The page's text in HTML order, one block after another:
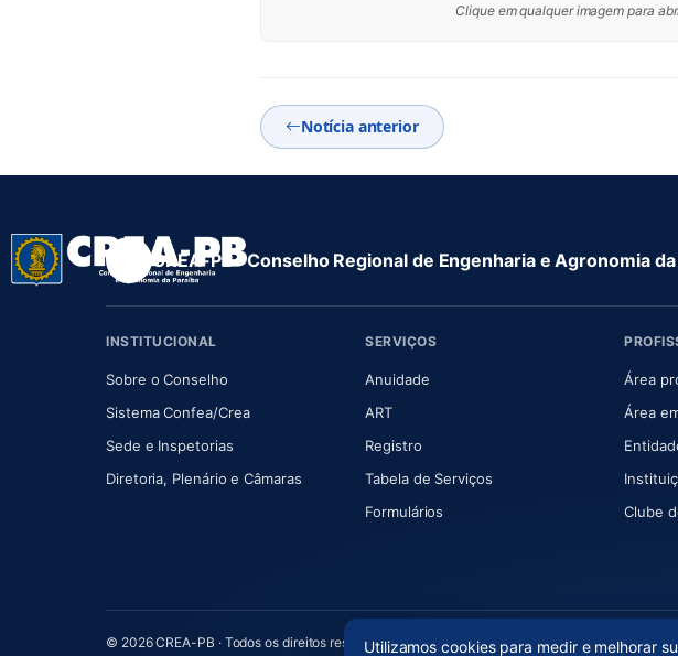
Clique em qualquer imagem para
Notícia anterior
CREA-PB · Conselho Regional de Engenharia e Agronomia
INSTITUCIONAL
Sobre o Conselho(abre em nova aba)
Sistema Confea/Crea(abre em nova aba)
Sede e Inspetorias
Diretoria, Plenário e Câmaras(abre em nova aba)
SERVIÇOS
Anuidade(abre em nova aba)
ART(abre em nova aba)
Registro
Tabela de Serviços
Formulários
Área
Área
Clube
© 2026 CREA-PB · Todos os direitos reservadosUtilizamos cookies para medir e melhorar